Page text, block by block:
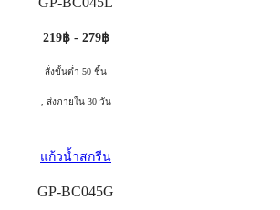
219฿ - 279฿
สั่งขั้นต่ำ 50 ชิ้น
, ส่งภายใน 30 วัน
แก้วน้ำสกรีน
GP-BC045G